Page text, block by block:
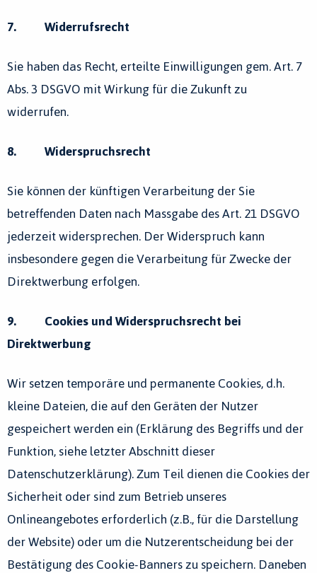
7. Widerrufsrecht
Sie haben das Recht, erteilte Einwilligungen gem. Art. 7
Abs. 3 DSGVO mit Wirkung für die Zukunft zu
widerrufen.
8. Widerspruchsrecht
Sie können der künftigen Verarbeitung der Sie
betreffenden Daten nach Massgabe des Art. 21 DSGVO
jederzeit widersprechen. Der Widerspruch kann
insbesondere gegen die Verarbeitung für Zwecke der
Direktwerbung erfolgen.
9. Cookies und Widerspruchsrecht bei
Direktwerbung
Wir setzen temporäre und permanente Cookies, d.h.
kleine Dateien, die auf den Geräten der Nutzer
gespeichert werden ein (Erklärung des Begriffs und der
Funktion, siehe letzter Abschnitt dieser
Datenschutzerklärung). Zum Teil dienen die Cookies der
Sicherheit oder sind zum Betrieb unseres
Onlineangebotes erforderlich (z.B., für die Darstellung
der Website) oder um die Nutzerentscheidung bei der
Bestätigung des Cookie-Banners zu speichern. Daneben